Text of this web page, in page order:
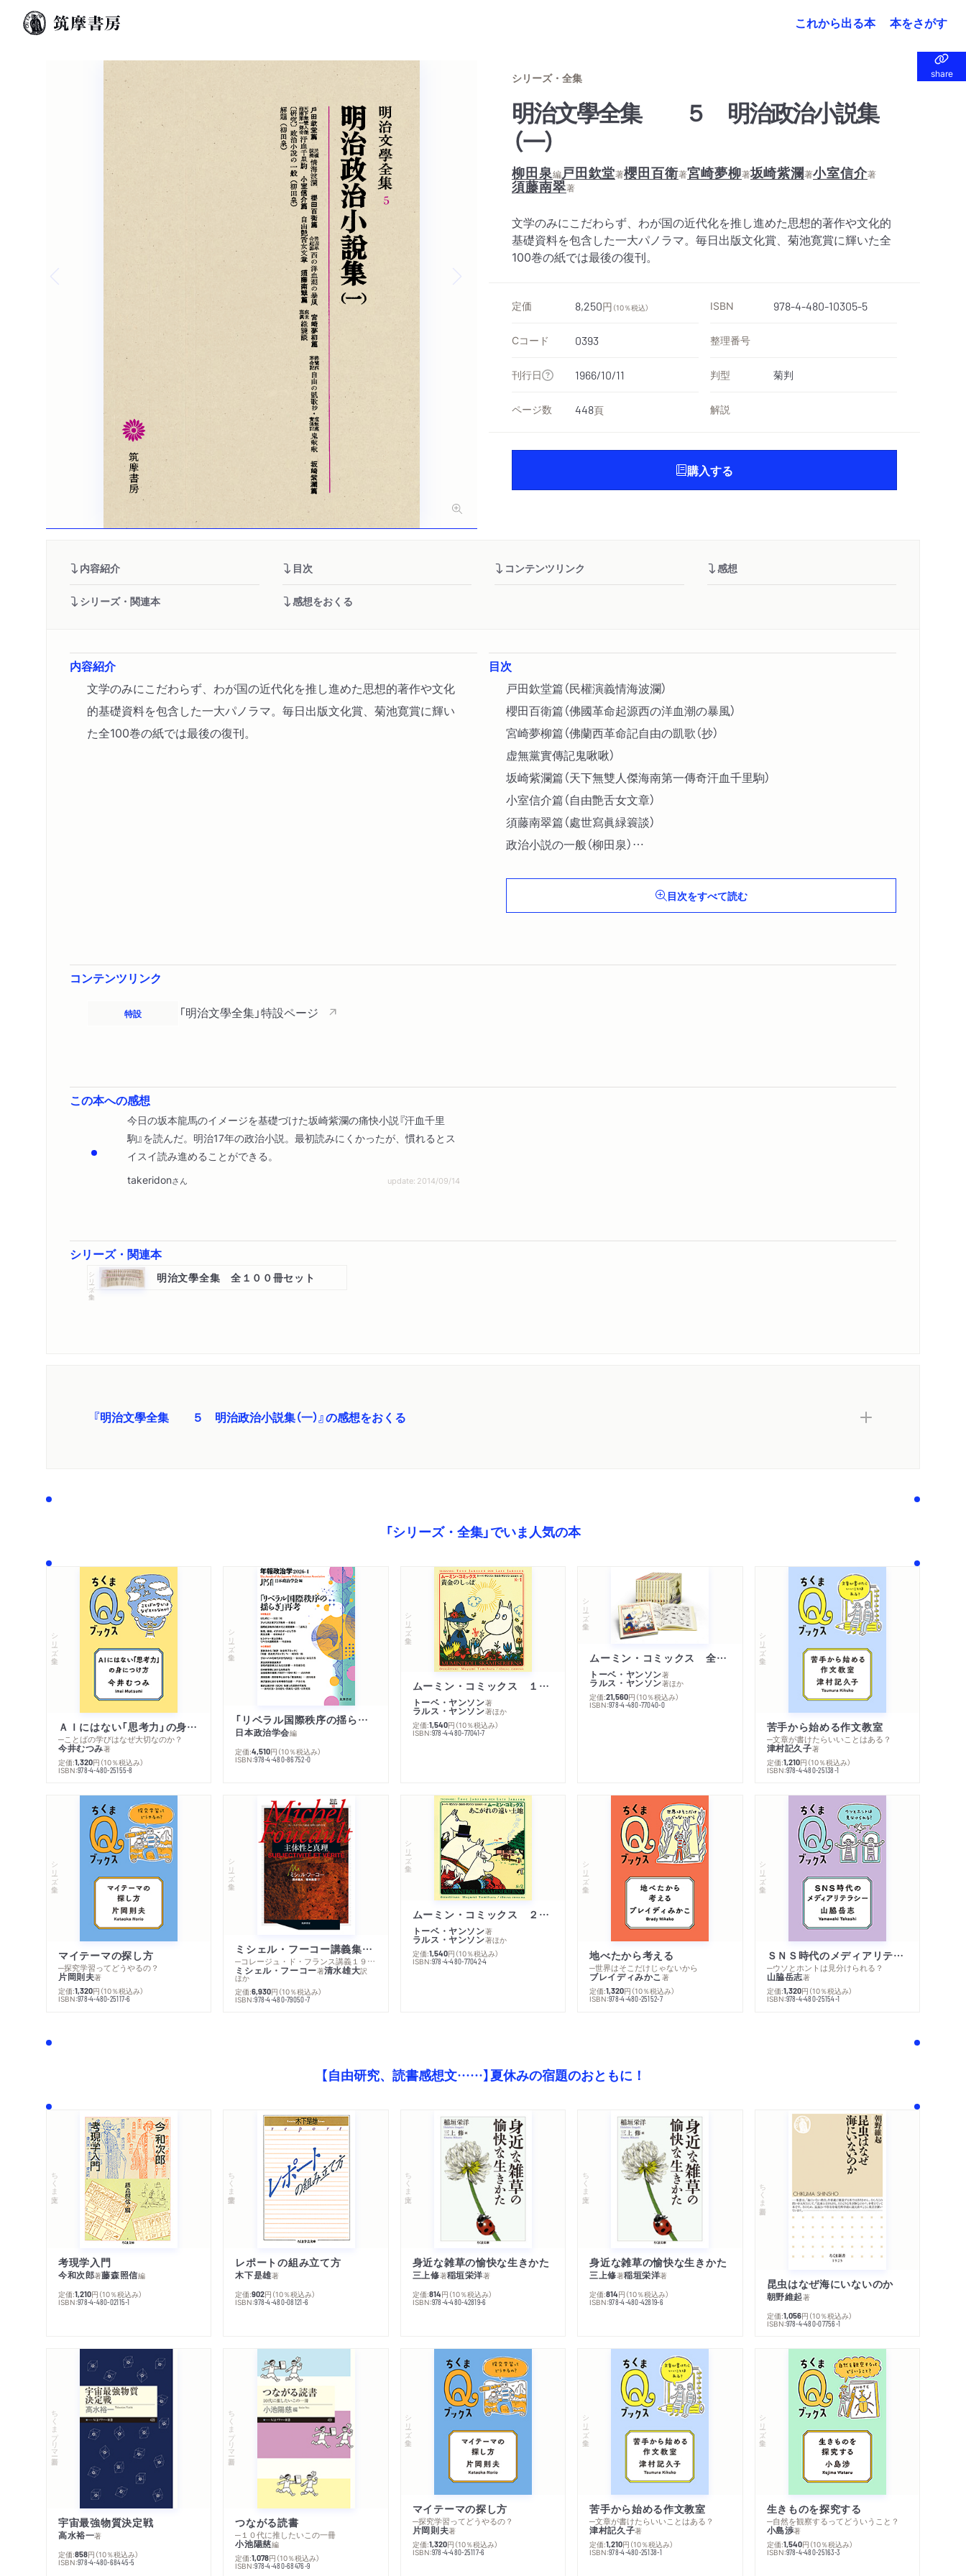
これから出る本 本をさがす
share
share
Previous slide
シリーズ・全集
明治文學全集 ５ 明治政治小説集
（一）
柳田泉編戸田欽堂著櫻田百衛著宮崎夢柳著坂崎紫瀾著小室信介著
須藤南翠著
文学のみにこだわらず、わが国の近代化を推し進めた思想的著作や文化的
基礎資料を包含した一大パノラマ。毎日出版文化賞、菊池寛賞に輝いた全
100巻の紙では最後の復刊。
定価 8,250円 （10％税込） ISBN 978-4-480-10305-5
Cコード 0393 整理番号
刊行日 1966/10/11 判型 菊判
ページ数 448頁 解説
購入する
内容紹介 目次 コンテンツリンク 感想
シリーズ・関連本 感想をおくる
内容紹介
文学のみにこだわらず、わが国の近代化を推し進めた思想的著作や文化
的基礎資料を包含した一大パノラマ。毎日出版文化賞、菊池寛賞に輝い
た全100巻の紙では最後の復刊。
目次
戸田欽堂篇（民權演義情海波瀾）
櫻田百衛篇（佛國革命起源西の洋血潮の暴風）
宮崎夢柳篇（佛蘭西革命記自由の凱歌（抄）
虚無黨實傳記鬼啾啾）
坂崎紫瀾篇（天下無雙人傑海南第一傳奇汗血千里駒）
小室信介篇（自由艶舌女文章）
須藤南翠篇（處世寫眞緑簑談）
政治小説の一般（柳田泉）
目次をすべて読む
コンテンツリンク
特設 「明治文學全集」特設ページ
この本への感想
今日の坂本龍馬のイメージを基礎づけた坂崎紫瀾の痛快小説『汗血千里
駒』を読んだ。明治17年の政治小説。最初読みにくかったが、慣れるとス
イスイ読み進めることができる。
takeridonさん update: 2014/09/14
シリーズ・関連本
シリーズ・全集 明治文學全集 全１００冊セット
『明治文學全集 ５ 明治政治小説集（一）』の感想をおくる
「シリーズ・全集」でいま人気の本
シリーズ・全集
ＡＩにはない「思考力」の身につけ方
─ことばの学びはなぜ大切なのか？
今井むつみ著
定価:1,320円 （10％税込み）
ISBN:978-4-480-25155-8
シリーズ・全集
「リベラル国際秩序の揺らぎ」再考 年報政治学２０２６‐Ⅰ
日本政治学会編
定価:4,510円 （10％税込み）
ISBN:978-4-480-86752-0
シリーズ・全集
ムーミン・コミックス １ 黄金のしっぽ
トーベ・ヤンソン著
ラルス・ヤンソン著ほか
定価:1,540円 （10％税込み）
ISBN:978-4-480-77041-7
シリーズ・全集
ムーミン・コミックス 全１４巻セット
トーベ・ヤンソン著
ラルス・ヤンソン著ほか
定価:21,560円 （10％税込み）
ISBN:978-4-480-77040-0
シリーズ・全集
苦手から始める作文教室
─文章が書けたらいいことはある？
津村記久子著
定価:1,210円 （10％税込み）
ISBN:978-4-480-25138-1
シリーズ・全集
マイテーマの探し方
─探究学習ってどうやるの？
片岡則夫著
定価:1,320円 （10％税込み）
ISBN:978-4-480-25117-6
シリーズ・全集
ミシェル・フーコー講義集成１０ 主体性と真理
─コレージュ・ド・フランス講義１９８０－１９８１年度
ミシェル・フーコー著清水雄大訳
ほか
定価:6,930円 （10％税込み）
ISBN:978-4-480-79050-7
シリーズ・全集
ムーミン・コミックス ２ あこがれの遠い土地
トーベ・ヤンソン著
ラルス・ヤンソン著ほか
定価:1,540円 （10％税込み）
ISBN:978-4-480-77042-4
シリーズ・全集
地べたから考える
─世界はそこだけじゃないから
ブレイディみかこ著
定価:1,320円 （10％税込み）
ISBN:978-4-480-25152-7
シリーズ・全集
ＳＮＳ時代のメディアリテラシー
─ウソとホントは見分けられる？
山脇岳志著
定価:1,320円 （10％税込み）
ISBN:978-4-480-25154-1
【自由研究、読書感想文……】夏休みの宿題のおともに！
ちくま文庫
考現学入門
今和次郎著藤森照信編
定価:1,210円 （10％税込み）
ISBN:978-4-480-02115-1
ちくま学芸文庫
レポートの組み立て方
木下是雄著
定価:902円 （10％税込み）
ISBN:978-4-480-08121-6
ちくま文庫
身近な雑草の愉快な生きかた
三上修著稲垣栄洋著
定価:814円 （10％税込み）
ISBN:978-4-480-42819-6
ちくま文庫
身近な雑草の愉快な生きかた
三上修著稲垣栄洋著
定価:814円 （10％税込み）
ISBN:978-4-480-42819-6
ちくま新書
昆虫はなぜ海にいないのか
朝野維起著
定価:1,056円 （10％税込み）
ISBN:978-4-480-07756-1
ちくまプリマー新書
宇宙最強物質決定戦
高水裕一著
定価:858円 （10％税込み）
ISBN:978-4-480-68445-5
ちくまプリマー新書
つながる読書
─１０代に推したいこの一冊
小池陽慈編
定価:1,078円 （10％税込み）
ISBN:978-4-480-68476-9
シリーズ・全集
マイテーマの探し方
─探究学習ってどうやるの？
片岡則夫著
定価:1,320円 （10％税込み）
ISBN:978-4-480-25117-6
シリーズ・全集
苦手から始める作文教室
─文章が書けたらいいことはある？
津村記久子著
定価:1,210円 （10％税込み）
ISBN:978-4-480-25138-1
シリーズ・全集
生きものを探究する
─自然を観察するってどういうこと？
小島渉著
定価:1,540円 （10％税込み）
ISBN:978-4-480-25163-3